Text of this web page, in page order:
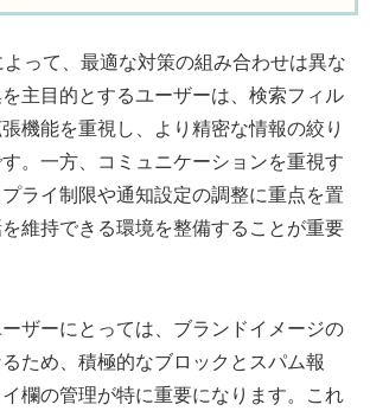
って、最適な対策の組み合わせは異な
主目的とするユーザーは、検索フィル
機能を重視し、より精密な情報の絞り
。一方、コミュニケーションを重視す
ライ制限や通知設定の調整に重点を置
維持できる環境を整備することが重要
ザーにとっては、ブランドイメージの
ため、積極的なブロックとスパム報
欄の管理が特に重要になります。これ